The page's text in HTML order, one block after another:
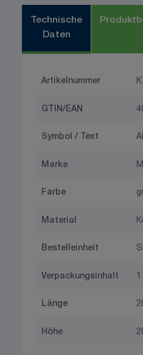
Technische
Daten
Artikelnummer
GTIN/EAN
Symbol / Text
Marke
Farbe
Material
Bestelleinheit
Verpackungsinhalt 1
Länge
Höhe